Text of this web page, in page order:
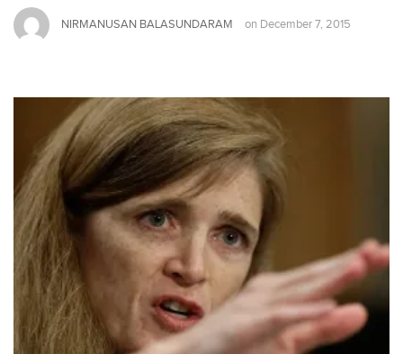
NIRMANUSAN BALASUNDARAM on December 7, 2015